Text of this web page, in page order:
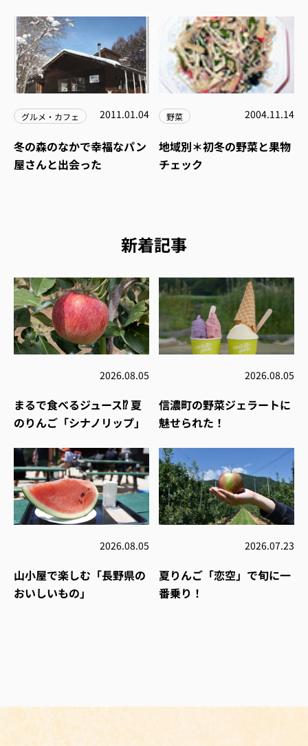
グルメ・カフェ 2011.01.04
冬の森のなかで幸福なパン
屋さんと出会った
野菜 2004.11.14
地域別＊初冬の野菜と果物
チェック
新着記事
2026.08.05
まるで食べるジュース⁉︎ 夏
のりんご「シナノリップ」
2026.08.05
信濃町の野菜ジェラートに
魅せられた！
2026.08.05
山小屋で楽しむ「長野県の
おいしいもの」
2026.07.23
夏りんご「恋空」で旬に一
番乗り！